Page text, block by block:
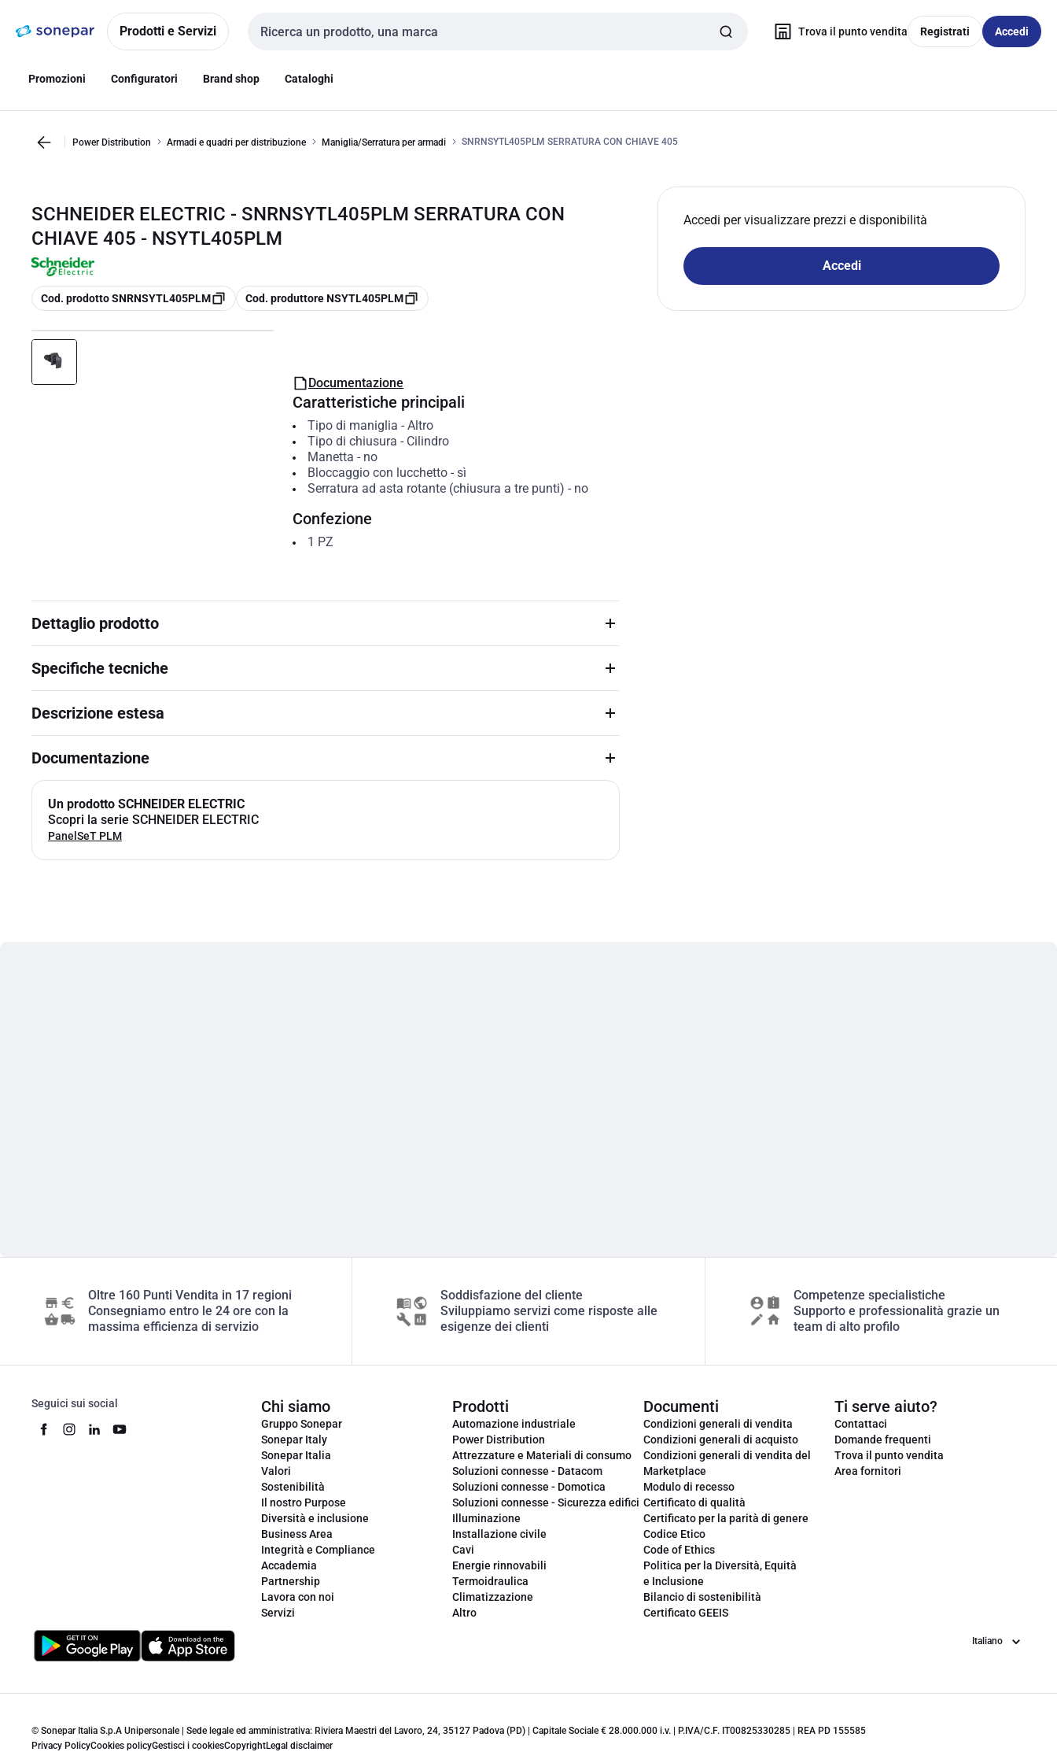
navigazionealla
Prodotti e Servizi
Cerca input
Trova il punto vendita Registrati Accedi
Promozioni Configuratori Brand shop Cataloghi
Power Distribution Armadi e quadri per distribuzione Maniglia/Serratura per armadi SNRNSYTL405PLM SERRATURA CON CHIAVE 405
SCHNEIDER ELECTRIC - SNRNSYTL405PLM SERRATURA CON
CHIAVE 405 - NSYTL405PLM
copia
Cod. prodotto SNRNSYTL405PLM copia
Cod. produttore NSYTL405PLM
Accedi per visualizzare prezzi e disponibilità
Accedi
Documentazione
Caratteristiche principali
Tipo di maniglia - Altro
Tipo di chiusura - Cilindro
Manetta - no
Bloccaggio con lucchetto- sì
Serratura ad asta rotante (chiusura a tre punti) - no
Confezione
1 PZ
Dettaglio prodotto
Specifiche tecniche
Descrizione estesa
Documentazione
Un prodotto SCHNEIDER ELECTRIC
Scopri la serie SCHNEIDER ELECTRIC
PanelSeT PLM
Oltre 160 Punti Vendita in 17 regioni
Consegniamo entro le 24 ore con la
massima efficienza di servizio
Soddisfazione del cliente
Sviluppiamo servizi come risposte alle
esigenze dei clienti
Competenze specialistiche
Supporto e professionalità grazie un
team di alto profilo
Seguici sui social Chi siamo
Gruppo Sonepar
Sonepar Italy
Sonepar Italia
Valori
Sostenibilità
Il nostro Purpose
Diversità e inclusione
Business Area
Integrità e Compliance
Accademia
Partnership
Lavora con noi
Servizi
Prodotti
Automazione industriale
Power Distribution
Attrezzature e Materiali di consumo
Soluzioni connesse - Datacom
Soluzioni connesse - Domotica
Soluzioni connesse - Sicurezza edifici
Illuminazione
Installazione civile
Cavi
Energie rinnovabili
Termoidraulica
Climatizzazione
Altro
Documenti
Condizioni generali di vendita
Condizioni generali di acquisto
Condizioni generali di vendita del
Marketplace
Modulo di recesso
Certificato di qualità
Certificato per la parità di genere
Codice Etico
Code of Ethics
Politica per la Diversità, Equità
e Inclusione
Bilancio di sostenibilità
Certificato GEEIS
Ti serve aiuto?
Contattaci
Domande frequenti
Trova il punto vendita
Area fornitori
Lingua
© Sonepar Italia S.p.A Unipersonale | Sede legale ed amministrativa: Riviera Maestri del Lavoro, 24, 35127 Padova (PD) | Capitale Sociale € 28.000.000 i.v. | P.IVA/C.F. IT00825330285 | REA PD 155585
Privacy PolicyCookies policyGestisci i cookiesCopyrightLegal disclaimer